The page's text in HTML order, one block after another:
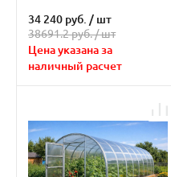
34 240 руб. / шт
38691.2 руб. /шт
Цена указана за
наличный расчет